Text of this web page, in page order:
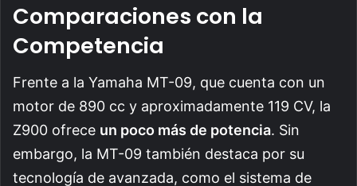
Comparaciones con la
Competencia
Frente a la Yamaha MT-09, que cuenta con un
motor de 890 cc y aproximadamente 119 CV, la
Z900 ofrece un poco más de potencia. Sin
embargo, la MT-09 también destaca por su
tecnología de avanzada, como el sistema de